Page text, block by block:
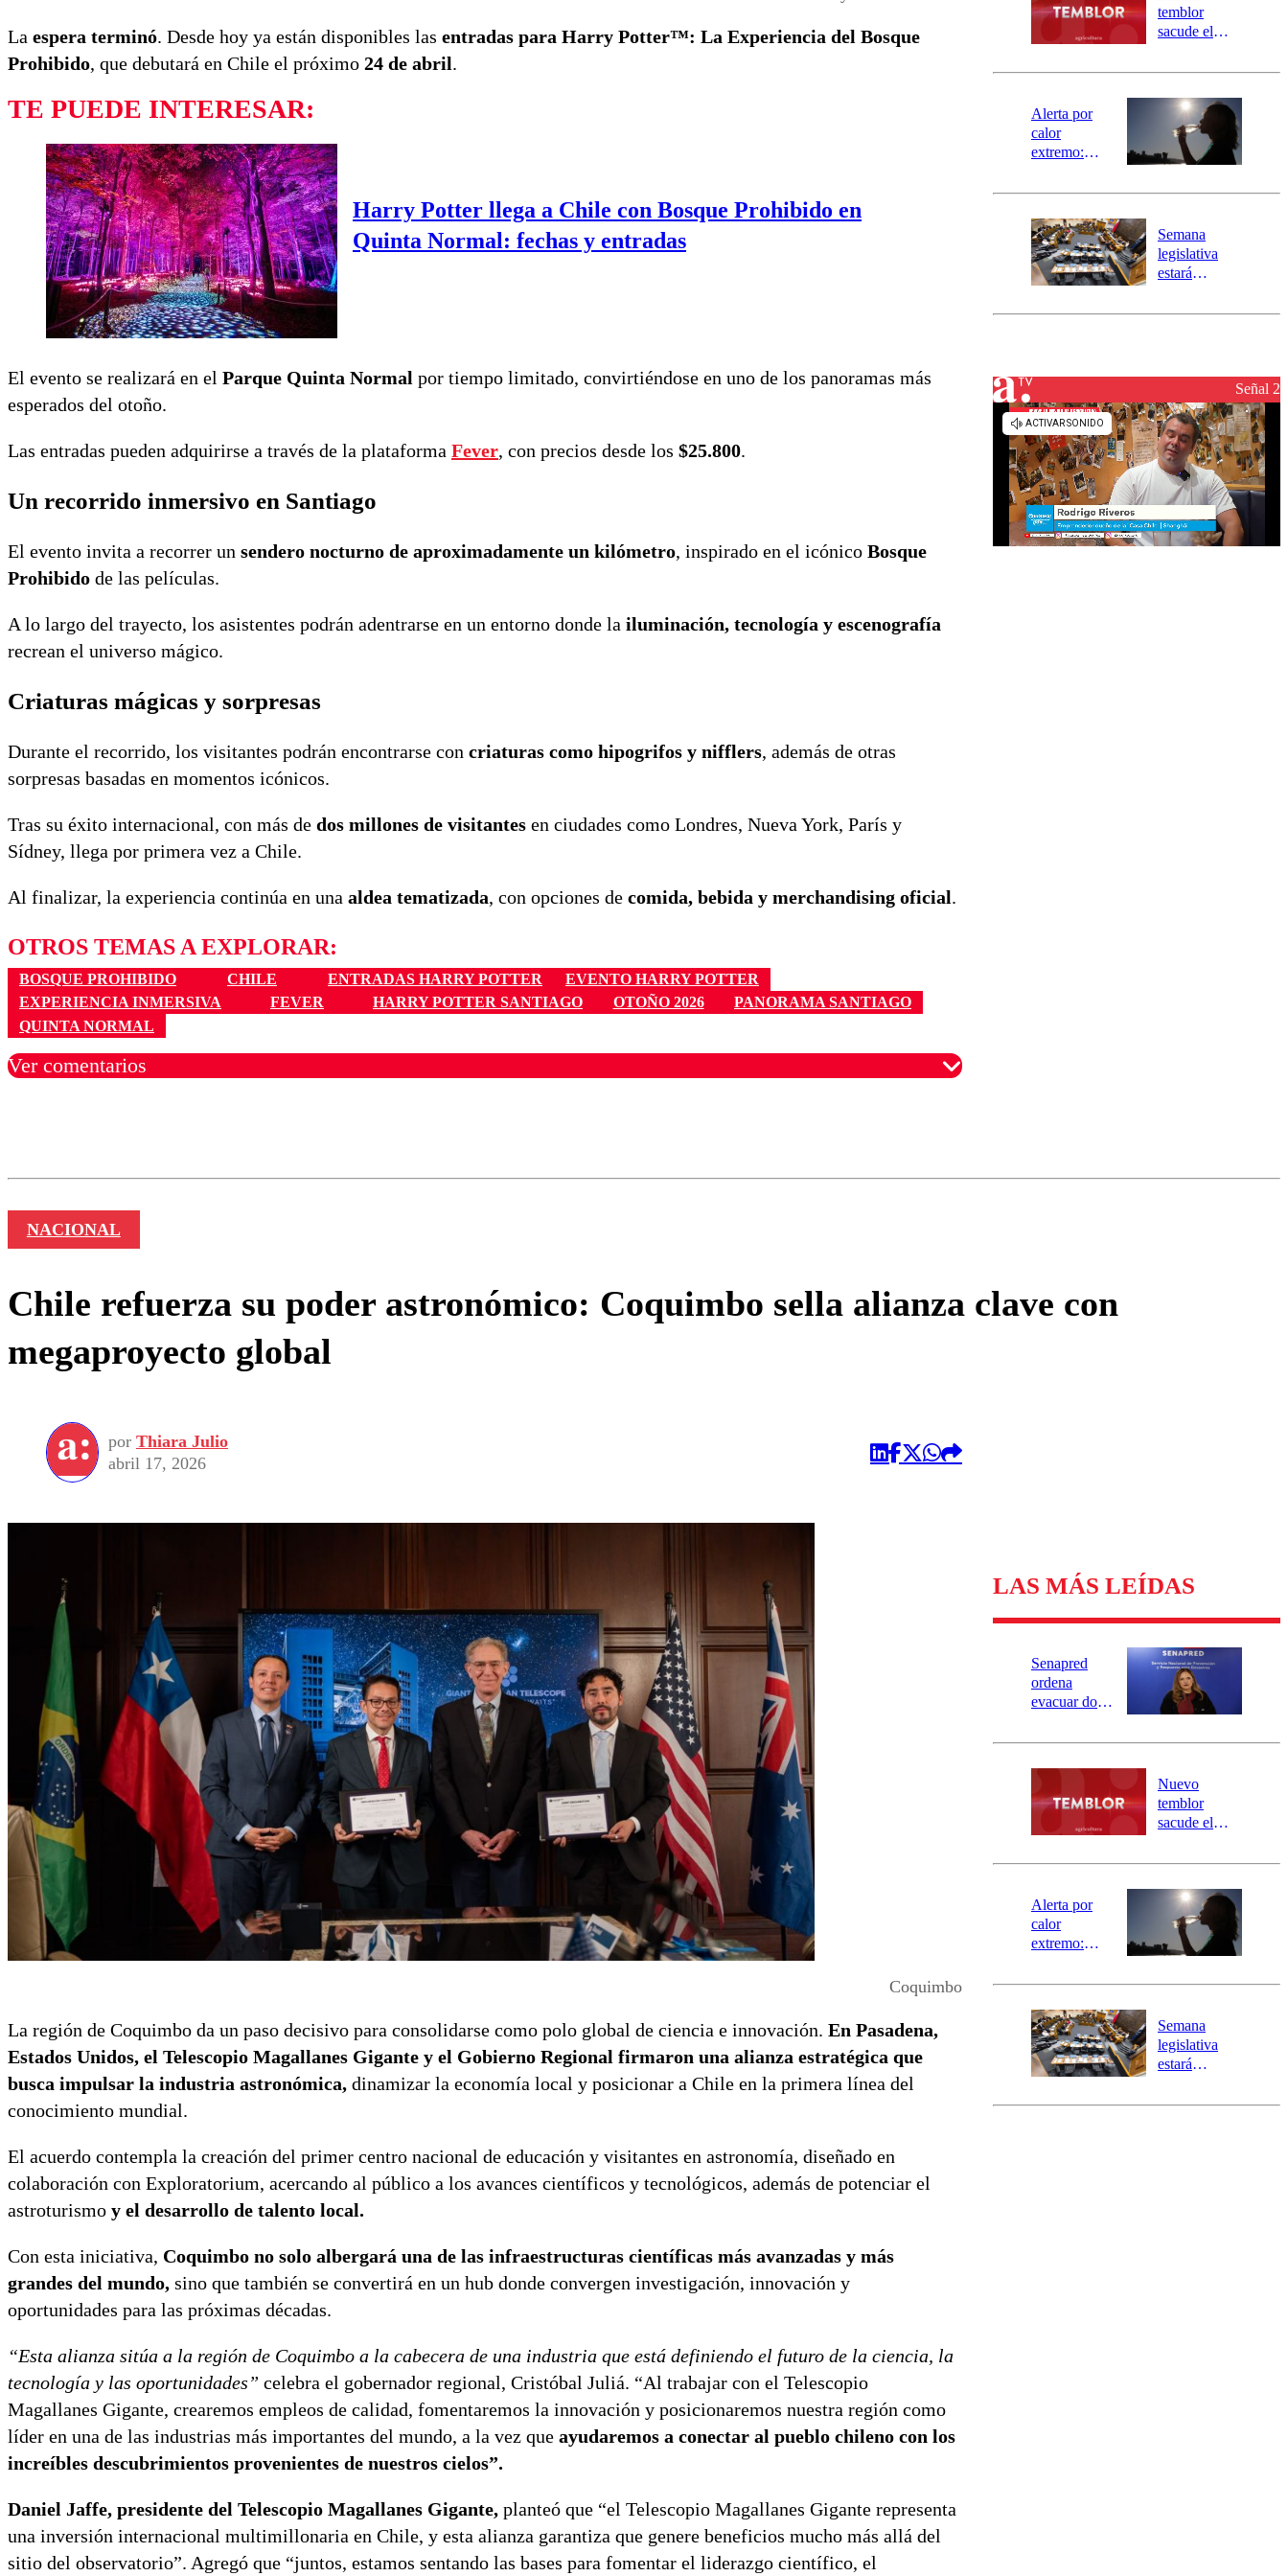
La espera terminó. Desde hoy ya están disponibles las entradas para Harry Potter™: La Experiencia del Bosque
Prohibido, que debutará en Chile el próximo 24 de abril.
TE PUEDE INTERESAR:
Harry Potter llega a Chile con Bosque Prohibido en
Quinta Normal: fechas y entradas
El evento se realizará en el Parque Quinta Normal por tiempo limitado, convirtiéndose en uno de los panoramas más
esperados del otoño.
Las entradas pueden adquirirse a través de la plataforma Fever, con precios desde los $25.800.
Un recorrido inmersivo en Santiago
El evento invita a recorrer un sendero nocturno de aproximadamente un kilómetro, inspirado en el icónico Bosque
Prohibido de las películas.
A lo largo del trayecto, los asistentes podrán adentrarse en un entorno donde la iluminación, tecnología y escenografía
recrean el universo mágico.
Criaturas mágicas y sorpresas
Durante el recorrido, los visitantes podrán encontrarse con criaturas como hipogrifos y nifflers, además de otras
sorpresas basadas en momentos icónicos.
Tras su éxito internacional, con más de dos millones de visitantes en ciudades como Londres, Nueva York, París y
Sídney, llega por primera vez a Chile.
Al finalizar, la experiencia continúa en una aldea tematizada, con opciones de comida, bebida y merchandising oficial.
OTROS TEMAS A EXPLORAR:
BOSQUE PROHIBIDO CHILE ENTRADAS HARRY POTTER
EVENTO HARRY POTTER
EXPERIENCIA INMERSIVA
FEVER HARRY POTTER SANTIAGO OTOÑO 2026
PANORAMA SANTIAGO
QUINTA NORMAL
Ver comentarios
activa
mensajería
SAE
temblor
sacude el
revisa la
epicentro
Alerta por
calor
extremo:
activa Alerta
Preventiva en
tres comunas
Semana
legislativa
estará
el fin de la
reconstrucciónSeñal 2
NACIONAL
Chile refuerza su poder astronómico: Coquimbo sella alianza clave con
megaproyecto global
por Thiara Julio
abril 17, 2026
Coquimbo
La región de Coquimbo da un paso decisivo para consolidarse como polo global de ciencia e innovación. En Pasadena,
Estados Unidos, el Telescopio Magallanes Gigante y el Gobierno Regional firmaron una alianza estratégica que
busca impulsar la industria astronómica, dinamizar la economía local y posicionar a Chile en la primera línea del
conocimiento mundial.
El acuerdo contempla la creación del primer centro nacional de educación y visitantes en astronomía, diseñado en
colaboración con Exploratorium, acercando al público a los avances científicos y tecnológicos, además de potenciar el
astroturismo y el desarrollo de talento local.
Con esta iniciativa, Coquimbo no solo albergará una de las infraestructuras científicas más avanzadas y más
grandes del mundo, sino que también se convertirá en un hub donde convergen investigación, innovación y
oportunidades para las próximas décadas.
“Esta alianza sitúa a la región de Coquimbo a la cabecera de una industria que está definiendo el futuro de la ciencia, la
tecnología y las oportunidades” celebra el gobernador regional, Cristóbal Juliá. “Al trabajar con el Telescopio
Magallanes Gigante, crearemos empleos de calidad, fomentaremos la innovación y posicionaremos nuestra región como
líder en una de las industrias más importantes del mundo, a la vez que ayudaremos a conectar al pueblo chileno con los
increíbles descubrimientos provenientes de nuestros cielos”.
Daniel Jaffe, presidente del Telescopio Magallanes Gigante, planteó que “el Telescopio Magallanes Gigante representa
una inversión internacional multimillonaria en Chile, y esta alianza garantiza que genere beneficios mucho más allá del
sitio del observatorio”. Agregó que “juntos, estamos sentando las bases para fomentar el liderazgo científico, el
LAS MÁS LEÍDAS
Senapred
ordena
evacuar dos
Carahue por
río Damas:
activa
mensajería
SAE
Nuevo
temblor
sacude el
revisa la
epicentro
Alerta por
calor
extremo:
activa Alerta
Preventiva en
tres comunas
Semana
legislativa
estará
el fin de la